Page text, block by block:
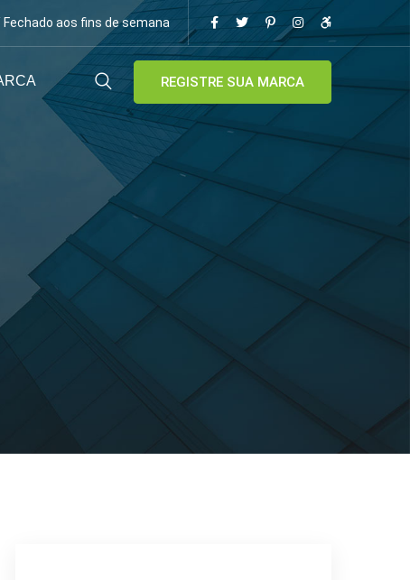
Fechado aos fins de semana
REGISTRE SUA MARCA